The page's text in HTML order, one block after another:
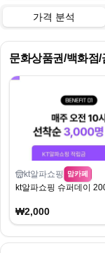
가격 분석
문화상품권/백화점/
kt알파쇼핑 맘카페
kt알파쇼핑 슈퍼데이
₩2,000